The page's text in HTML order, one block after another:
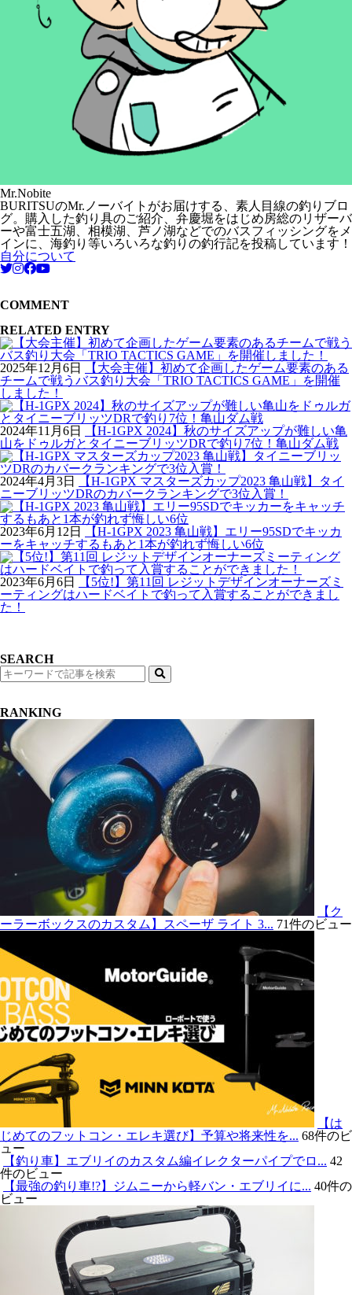
Mr.Nobite
BURITSUのMr.ノーバイトがお届けする、素人目線の釣りブロ
グ。購入した釣り具のご紹介、弁慶堀をはじめ房総のリザーバ
ーや富士五湖、相模湖、芦ノ湖などでのバスフィッシングをメ
インに、海釣り等いろいろな釣りの釣行記を投稿しています！
自分について
COMMENT
RELATED ENTRY
2025年12月6日
【大会主催】初めて企画したゲーム要素のある
チームで戦うバス釣り大会「TRIO TACTICS GAME」を開催
しました！
2024年11月6日
【H-1GPX 2024】秋のサイズアップが難しい亀
山をドゥルガとタイニーブリッツDRで釣り7位！亀山ダム戦
2024年4月3日
【H-1GPX マスターズカップ2023 亀山戦】タイ
ニーブリッツDRのカバークランキングで3位入賞！
2023年6月12日
【H-1GPX 2023 亀山戦】エリー95SDでキッカ
ーをキャッチするもあと1本が釣れず悔しい6位
2023年6月6日
【5位!】第11回 レジットデザインオーナーズミ
ーティングはハードベイトで釣って入賞することができまし
た！
SEARCH
検
索
RANKING
【ク
ーラーボックスのカスタム】スペーザ ライト 3... 71件のビュー
【は
じめてのフットコン・エレキ選び】予算や将来性を... 68件のビ
ュー
【釣り車】エブリイのカスタム編イレクターパイプでロ... 42
件のビュー
【最強の釣り車!?】ジムニーから軽バン・エブリイに... 40件の
ビュー